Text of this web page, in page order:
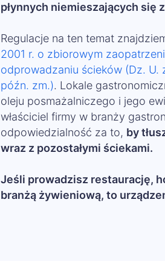
płynnych niemieszających się
Regulacje na ten temat
2001 r. o zbiorowym
odprowadzaniu ścieków (Dz.
późn. zm.). Lokale
oleju posmażalniczego i jego
właściciel firmy w branży
odpowiedzialność za to, by
wraz z pozostałymi ściekami.
Jeśli prowadzisz restaurację,
branżą żywieniową, to